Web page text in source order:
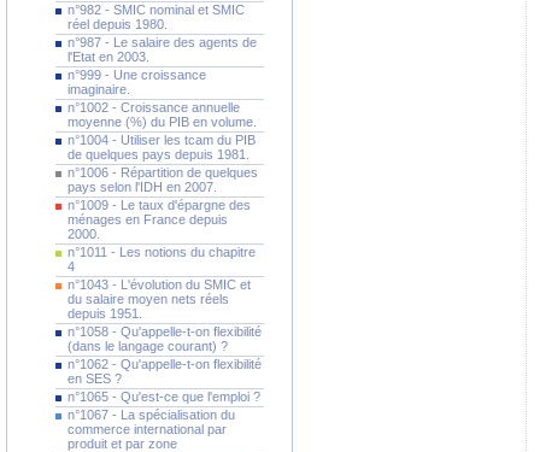
n°982 - SMIC nominal et SMIC
réel depuis 1980.
n°987 - Le salaire des agents de
l'Etat en 2003.
n°999 - Une croissance
imaginaire.
n°1002 - Croissance annuelle
moyenne (%) du PIB en volume.
n°1004 - Utiliser les tcam du PIB
de quelques pays depuis 1981.
n°1006 - Répartition de quelques
pays selon l'IDH en 2007.
n°1009 - Le taux d'épargne des
ménages en France depuis
2000.
n°1011 - Les notions du chapitre
4
n°1043 - L'évolution du SMIC et
du salaire moyen nets réels
depuis 1951.
n°1058 - Qu'appelle-t-on flexibilité
(dans le langage courant) ?
n°1062 - Qu'appelle-t-on flexibilité
en SES ?
n°1065 - Qu'est-ce que l'emploi ?
n°1067 - La spécialisation du
commerce international par
produit et par zone